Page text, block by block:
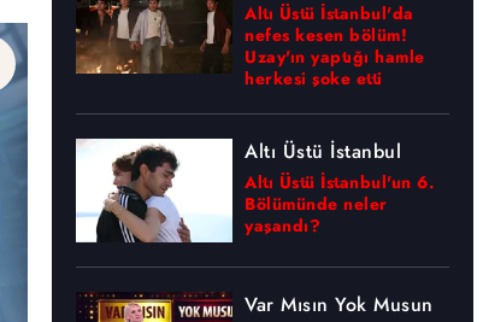
Altı Üstü İstanbul'da
nefes kesen bölüm!
Uzay'ın yaptığı hamle
herkesi şoke etti
Altı Üstü İstanbul
Altı Üstü İstanbul'un 6.
Bölümünde neler
yaşandı?
Var Mısın Yok Musun